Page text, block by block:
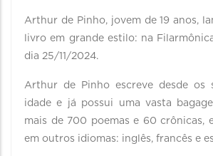
Arthur de Pinho, jovem de 19 anos,
livro em grande estilo: na
dia 25/11/2024.
Arthur de Pinho escreve desde os
idade e já possui uma vasta
mais de 700 poemas e 60 crônicas,
em outros idiomas: inglês, francês e